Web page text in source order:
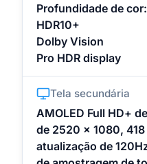
Profundidade de
HDR10+
Dolby Vision
Pro HDR display
Tela secundária
AMOLED Full HD+
de 2520 x 1080,
atualização de